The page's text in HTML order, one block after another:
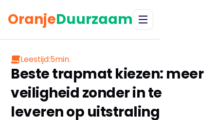
OranjeDuurzaam
Leestijd:5min.
Beste trapmat kiezen: meer
veiligheid zonder in te
leveren op uitstraling